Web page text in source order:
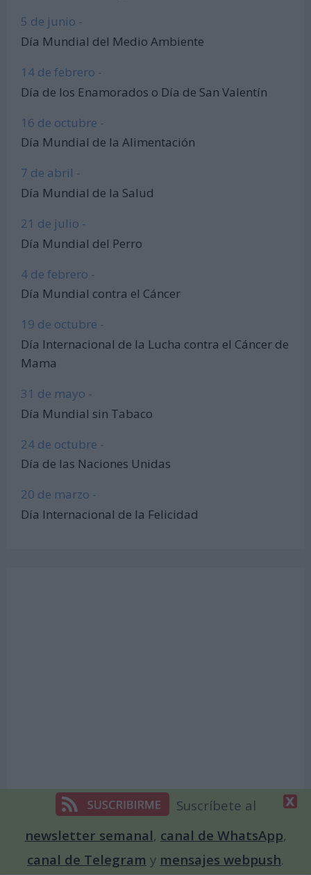
5 de junio -
Día Mundial del Medio Ambiente
14 de febrero -
Día de los Enamorados o Día de San Valentín
16 de octubre -
Día Mundial de la Alimentación
7 de abril -
Día Mundial de la Salud
21 de julio -
Día Mundial del Perro
4 de febrero -
Día Mundial contra el Cáncer
19 de octubre -
Día Internacional de la Lucha contra el Cáncer de
Mama
31 de mayo -
Día Mundial sin Tabaco
24 de octubre -
Día de las Naciones Unidas
20 de marzo -
Día Internacional de la Felicidad
Suscríbete al
newsletter semanal, canal de WhatsApp,
canal de Telegram y mensajes webpush.